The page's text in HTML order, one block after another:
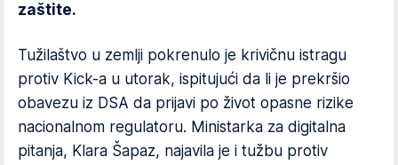
zaštite.
Tužilaštvo u zemlji pokrenulo je krivičnu istragu
protiv Kick-a u utorak, ispitujući da li je prekršio
obavezu iz DSA da prijavi po život opasne rizike
nacionalnom regulatoru. Ministarka za digitalna
pitanja, Klara Šapaz, najavila je i tužbu protiv